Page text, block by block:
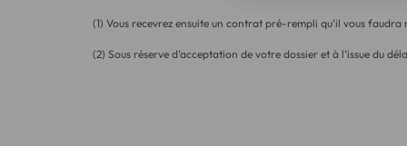
(1) Vous recevrez ensuite un contrat pré-rempli qu'il vous
(2) Sous réserve d’acceptation de votre dossier et à l’issue du